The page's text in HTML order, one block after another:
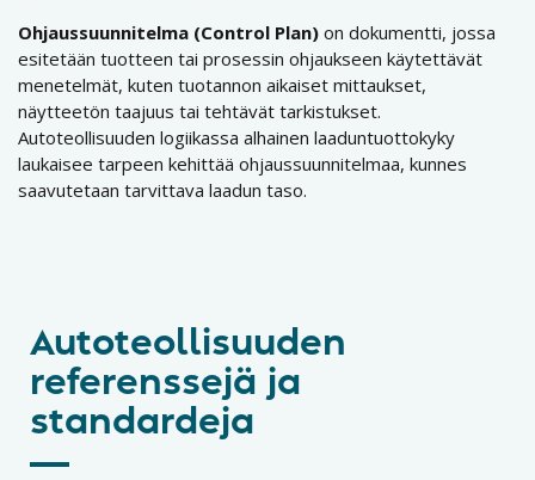
Ohjaussuunnitelma (Control Plan) on dokumentti, jossa
esitetään tuotteen tai prosessin ohjaukseen käytettävät
menetelmät, kuten tuotannon aikaiset mittaukset,
näytteetön taajuus tai tehtävät tarkistukset.
Autoteollisuuden logiikassa alhainen laaduntuottokyky
laukaisee tarpeen kehittää ohjaussuunnitelmaa, kunnes
saavutetaan tarvittava laadun taso.
Autoteollisuuden
referenssejä ja
standardeja